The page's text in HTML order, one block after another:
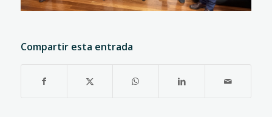
Compartir esta entrada